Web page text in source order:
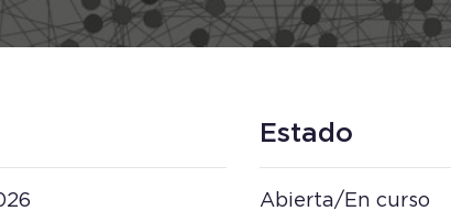
Estado
Abierta/En curso